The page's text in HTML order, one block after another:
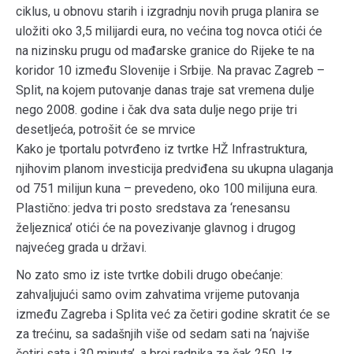
ciklus, u obnovu starih i izgradnju novih pruga planira se
uložiti oko 3,5 milijardi eura, no većina tog novca otići će
na nizinsku prugu od mađarske granice do Rijeke te na
koridor 10 između Slovenije i Srbije. Na pravac Zagreb –
Split, na kojem putovanje danas traje sat vremena dulje
nego 2008. godine i čak dva sata dulje nego prije tri
desetljeća, potrošit će se mrvice
Kako je tportalu potvrđeno iz tvrtke HŽ Infrastruktura,
njihovim planom investicija predviđena su ukupna ulaganja
od 751 milijun kuna – prevedeno, oko 100 milijuna eura.
Plastično: jedva tri posto sredstava za ‘renesansu
željeznica’ otići će na povezivanje glavnog i drugog
najvećeg grada u državi.
No zato smo iz iste tvrtke dobili drugo obećanje:
zahvaljujući samo ovim zahvatima vrijeme putovanja
između Zagreba i Splita već za četiri godine skratit će se
za trećinu, sa sadašnjih više od sedam sati na ‘najviše